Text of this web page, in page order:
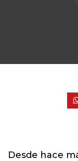
Desde hace